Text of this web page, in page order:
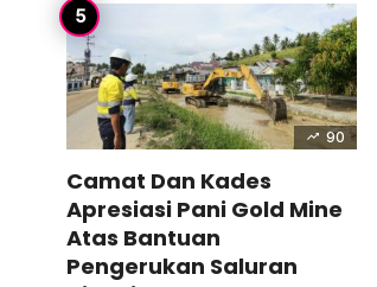
90
Camat Dan Kades
Apresiasi Pani Gold Mine
Atas Bantuan
Pengerukan Saluran